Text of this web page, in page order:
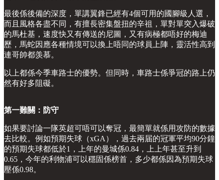
最後係後備的深度，單講翼鋒已經有4個可用的國腳級人選，
而且風格各盡不同，有擅長密集盤扭的辛祖，單對單突入爆破
的馬杜基，速度快又有傳送的尼圖，又有病極都唔好的梅迪
歷，馬蛇因應各種情境可以換上唔同的球員上陣，靈活性高到
連哥帥都羡慕。
以上都係今季車路士的優勢。但同時，車路士係爭冠的路上仍
然有好多阻礙。
第一難關：防守
如果要討論一隊英超可唔可以奪冠，最簡單就係用攻防的數據
去比較。例如預期失球（xGA），過去兩届的冠軍平均90分鐘
的預期失球都低於1，上年的曼城係0.84，上上年甚至升到
0.65，今年的利物浦可以穩固係榜首，多少都係因為預期失球
壓係0.98。